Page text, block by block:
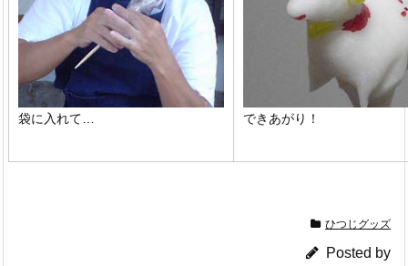
袋に入れて… できあがり！
ひつじグッズ
Posted by